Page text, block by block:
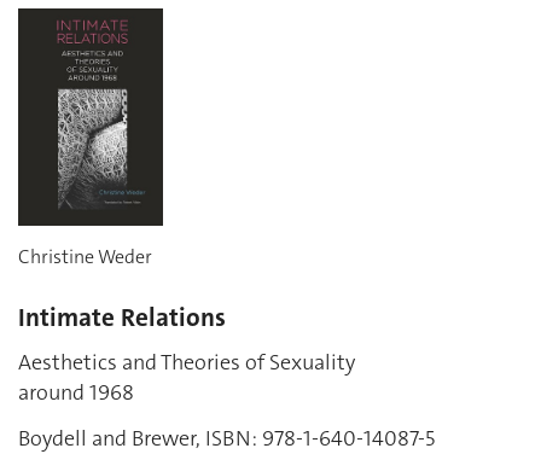
Christine Weder
Intimate Relations
Aesthetics and Theories of Sexuality
around 1968
Boydell and Brewer, ISBN: 978-1-640-14087-5